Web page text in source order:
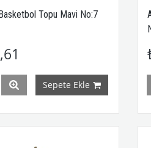
Topu Mavi No:7
Sepete Ekle